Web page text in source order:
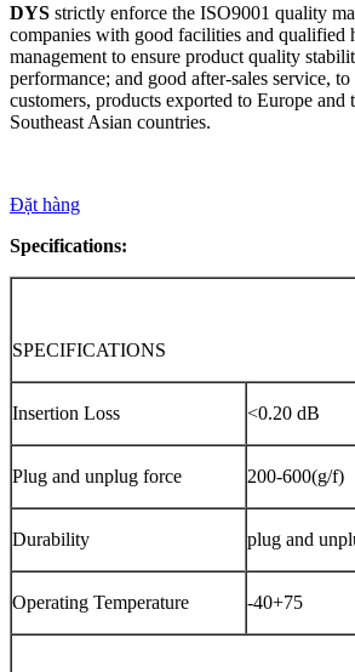
DYS strictly enforce the ISO9001 quality
companies with good facilities and qualified
management to ensure product quality
performance; and good after-sales service,
customers, products exported to Europe and
Southeast Asian countries.
Đặt hàng
Specifications:
SPECIFICATIONS
Insertion Loss <0.20 dB
Plug and unplug force 200-600(g/f)
Durability plug and
Operating Temperature -40+75